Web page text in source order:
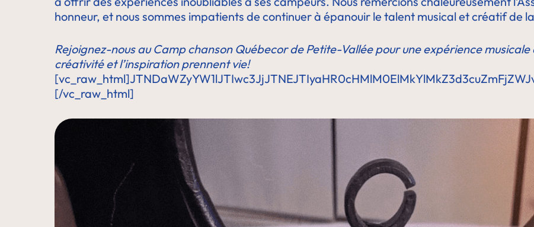
honneur, et nous sommes impatients de continuer à épanouir le talent musical et créatif de
Rejoignez-nous au Camp chanson Québecor de Petite-Vallée pour une expérience
créativité et l’inspiration prennent vie!
[/vc_raw_html]